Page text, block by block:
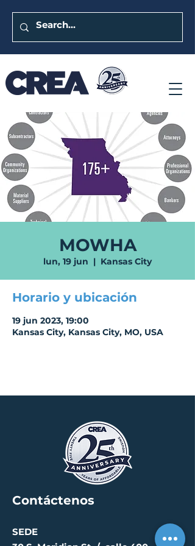
MOWHA
lun, 19 jun
  |
Kansas City
Horario y ubicación
19 jun 2023, 19:00
Kansas City, Kansas City, MO, USA
Contáctenos
SEDE